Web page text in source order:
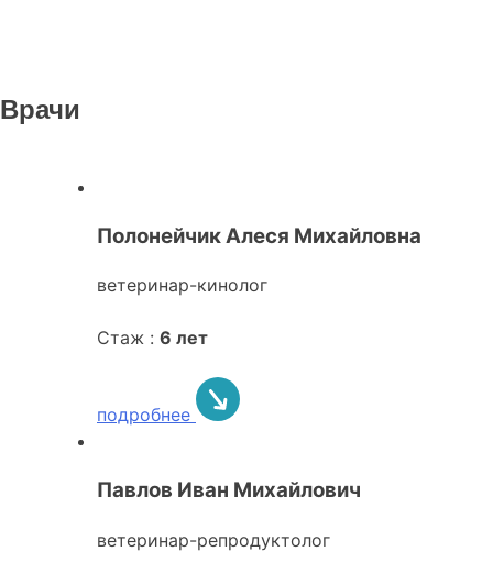
Врачи
Полонейчик Алеся Михайловна
ветеринар-кинолог
Стаж : 6 лет
подробнее
Павлов Иван Михайлович
ветеринар-репродуктолог